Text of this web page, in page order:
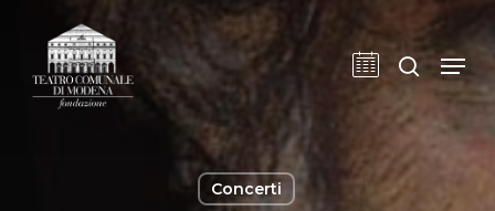
main
content
cerca
Concerti